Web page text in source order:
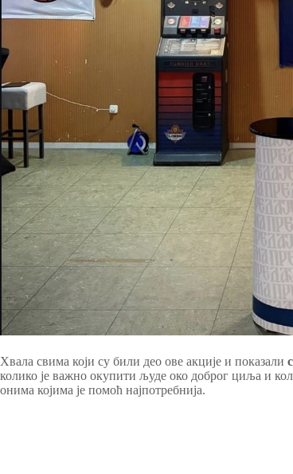
Хвала свима који су били део ове акције и показали
колико је важно окупити људе око доброг циља и
онима којима је помоћ најпотребнија.